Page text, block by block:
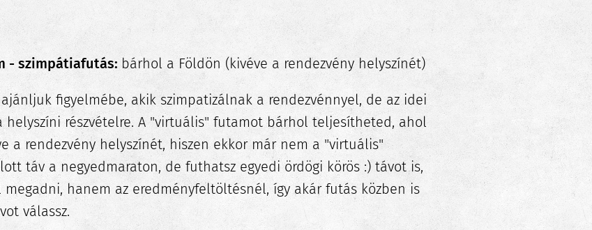
- szimpátiafutás: bárhol a Földön (kivéve a rendezvény helyszínét)
figyelmébe, akik szimpatizálnak a rendezvénnyel, de az idei
helyszíni részvételre. A "virtuális" futamot bárhol teljesítheted, ahol
a rendezvény helyszínét, hiszen ekkor már nem a "virtuális"
táv a negyedmaraton, de futhatsz egyedi ördögi körös :) távot is,
megadni, hanem az eredményfeltöltésnél, így akár futás közben is
válassz.